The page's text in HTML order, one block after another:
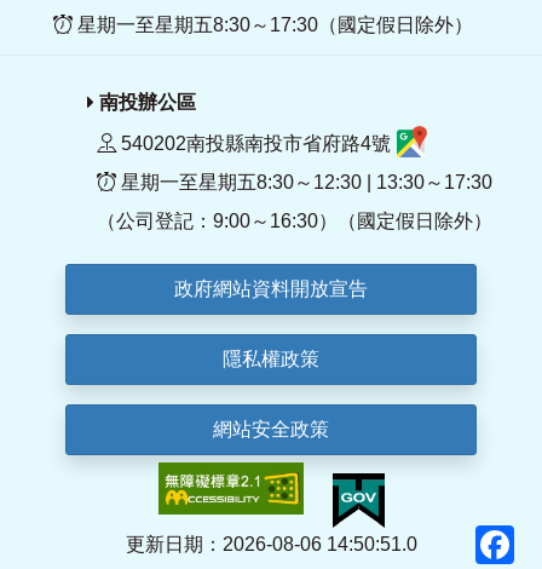
星期一至星期五8:30～17:30（國定假日除外）
南投辦公區
540202南投縣南投市省府路4號
星期一至星期五8:30～12:30 | 13:30～17:30
（公司登記：9:00～16:30）（國定假日除外）
政府網站資料開放宣告
隱私權政策
網站安全政策
更新日期：2026-08-06 14:50:51.0